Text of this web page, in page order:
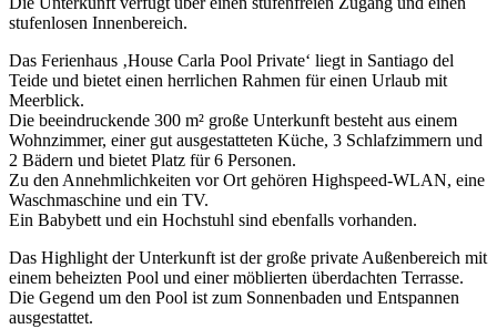
stufenlosen Innenbereich.
Das Ferienhaus ‚House Carla Pool Private‘ liegt in Santiago del
Teide und bietet einen herrlichen Rahmen für einen Urlaub mit
Meerblick.
Die beeindruckende 300 m² große Unterkunft besteht aus einem
Wohnzimmer, einer gut ausgestatteten Küche, 3 Schlafzimmern und
2 Bädern und bietet Platz für 6 Personen.
Zu den Annehmlichkeiten vor Ort gehören Highspeed-WLAN, eine
Waschmaschine und ein TV.
Ein Babybett und ein Hochstuhl sind ebenfalls vorhanden.
Das Highlight der Unterkunft ist der große private Außenbereich mit
einem beheizten Pool und einer möblierten überdachten Terrasse.
Die Gegend um den Pool ist zum Sonnenbaden und Entspannen
ausgestattet.